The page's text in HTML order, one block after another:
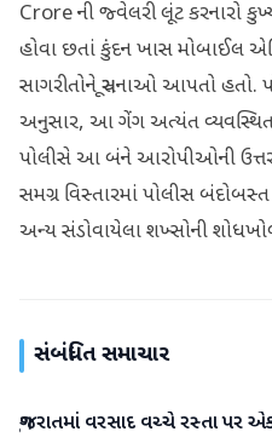
Crore ની જ્વેલરી લૂંટ કરનારો
હોવા છતાં કુંદન ખાસ મોબાઈલ
સાગરીતોને સૂચનાઓ આપતો હતો.
અનુસાર, આ ગેંગ અત્યંત
પોલીસે આ બંને આરોપીઓની ઉત્તર
સમગ્ર વિસ્તારમાં પોલીસ
અન્ય સંડોવાયેલા શખ્સોની
સંબંધિત સમાચાર
ગુજરાત
ગુજરાતમાં વરસાદ વચ્ચે રસ્તા પર